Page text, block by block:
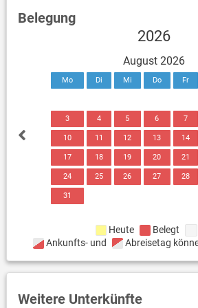
Belegung
2026
August 2026
Mo Di Mi Do Fr
3 4 5 6 7
10 11 12 13 14
17 18 19 20 21
24 25 26 27 28
31
Heute Belegt
Ankunfts- und
Abreisetag
Weitere Unterkünfte